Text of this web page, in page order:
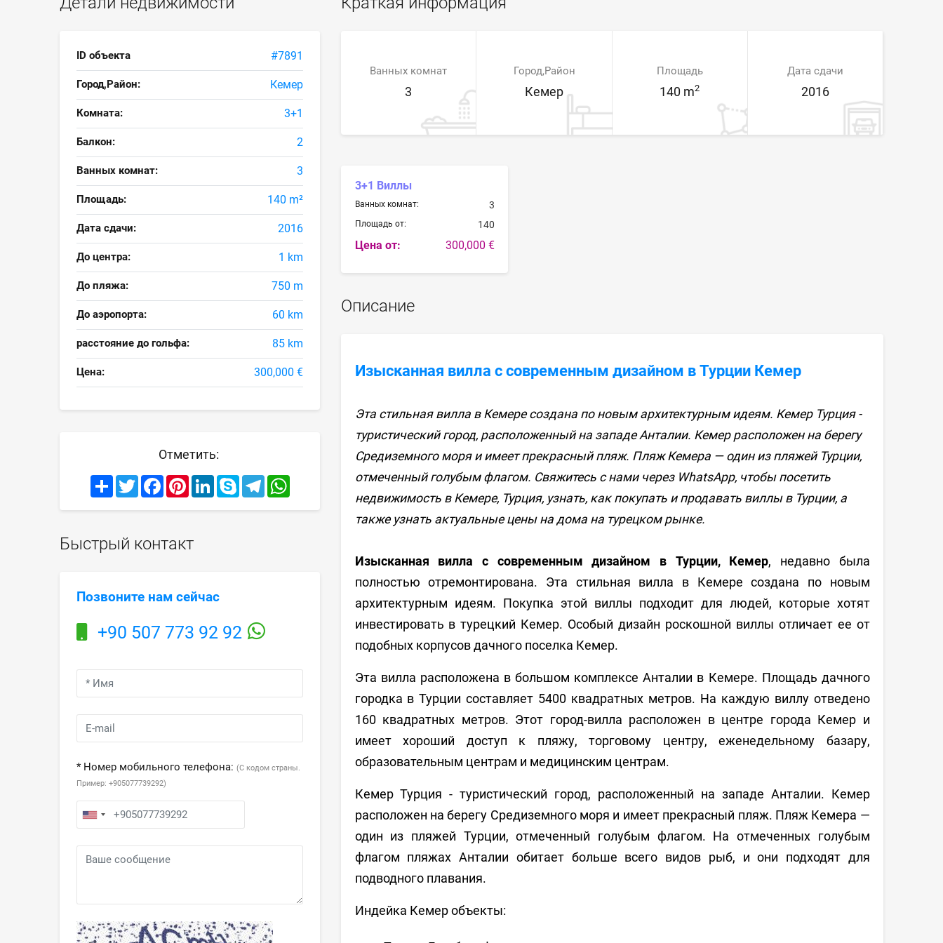
ID объекта #7891
Город,Район: Кемер
Комната: 3+1
Балкон: 2
Ванных комнат: 3
Площадь: 140 m²
Дата сдачи: 2016
До центра: 1 km
До пляжа: 750 m
До аэропорта: 60 km
расстояние до гольфа: 85 km
Цена: 300,000 €
Отметить:
ShareTwitterFacebookPinterestLinkedInSkypeTelegramWhatsApp
Быстрый контакт
Позвоните нам сейчас
+90 507 773 92 92
* Номер мобильного телефона: (С кодом страны.
Пример: +905077739292)
Ванных комнат
3
Город,Район
Кемер
Площадь
140 m2
Дата сдачи
2016
3+1 Виллы
Ванных комнат: 3
Площадь от: 140
Цена от: 300,000 €
Описание
Изысканная вилла с современным дизайном в Турции Кемер
Эта стильная вилла в Кемере создана по новым архитектурным идеям. Кемер Турция -
туристический город, расположенный на западе Анталии. Кемер расположен на берегу
Средиземного моря и имеет прекрасный пляж. Пляж Кемера — один из пляжей Турции,
отмеченный голубым флагом. Свяжитесь с нами через WhatsApp, чтобы посетить
недвижимость в Кемере, Турция, узнать, как покупать и продавать виллы в Турции, а
также узнать актуальные цены на дома на турецком рынке.
Изысканная вилла с современным дизайном в Турции, Кемер, недавно была
полностью отремонтирована. Эта стильная вилла в Кемере создана по новым
архитектурным идеям. Покупка этой виллы подходит для людей, которые хотят
инвестировать в турецкий Кемер. Особый дизайн роскошной виллы отличает ее от
подобных корпусов дачного поселка Кемер.
Эта вилла расположена в большом комплексе Анталии в Кемере. Площадь дачного
городка в Турции составляет 5400 квадратных метров. На каждую виллу отведено
160 квадратных метров. Этот город-вилла расположен в центре города Кемер и
имеет хороший доступ к пляжу, торговому центру, еженедельному базару,
образовательным центрам и медицинским центрам.
Кемер Турция - туристический город, расположенный на западе Анталии. Кемер
расположен на берегу Средиземного моря и имеет прекрасный пляж. Пляж Кемера —
один из пляжей Турции, отмеченный голубым флагом. На отмеченных голубым
флагом пляжах Анталии обитает больше всего видов рыб, и они подходят для
подводного плавания.
Индейка Кемер объекты: